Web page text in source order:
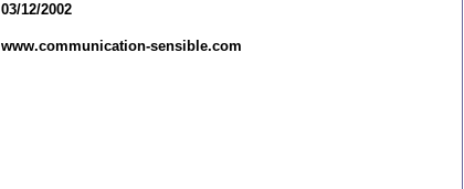
03/12/2002
www.communication-sensible.com